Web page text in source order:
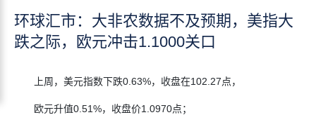
环球汇市：大非农数据不及预期，美指大
跌之际，欧元冲击1.1000关口
上周，美元指数下跌0.63%，收盘在102.27点，
欧元升值0.51%，收盘价1.0970点；